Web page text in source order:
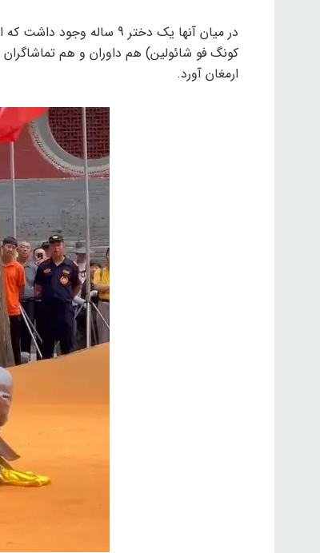
در میان آنها یک دختر 9
کونگ فو شائولین) هم داوران و هم
ارمغان آورد.